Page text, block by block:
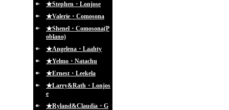
★Stephen・Lonjose
★Valerie・Comosona
★Shenel・Comosona(P
oblano)
★Angelena・Laahty
★Yelmo・Natachu
★Ernest・Leekela
★Larry&Rath・Lonjos
e
★Ryland&Claudia・G